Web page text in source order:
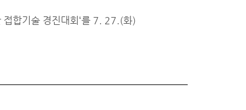
접합기술 경진대회‘를 7. 27.(화)